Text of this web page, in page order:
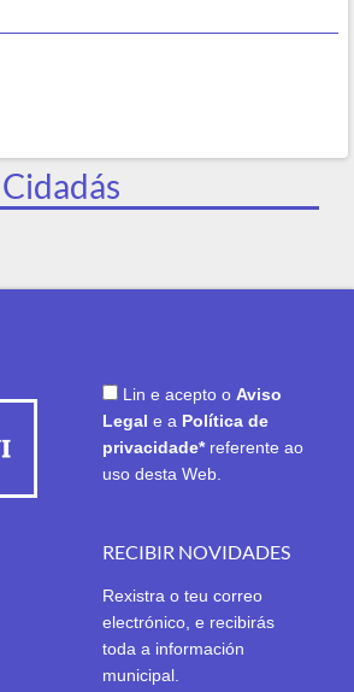
Lin e acepto o Aviso
Legal e a Política de
privacidade* referente ao
uso desta Web.
RECIBIR NOVIDADES
Rexistra o teu correo
electrónico, e recibirás
toda a información
municipal.